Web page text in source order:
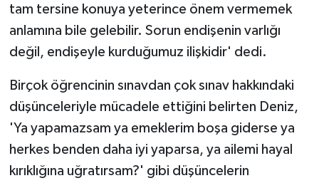
tam tersine konuya yeterince önem vermemek
anlamına bile gelebilir. Sorun endişenin varlığı
değil, endişeyle kurduğumuz ilişkidir' dedi.
Birçok öğrencinin sınavdan çok sınav hakkındaki
düşünceleriyle mücadele ettiğini belirten Deniz,
'Ya yapamazsam ya emeklerim boşa giderse ya
herkes benden daha iyi yaparsa, ya ailemi hayal
kırıklığına uğratırsam?' gibi düşüncelerin